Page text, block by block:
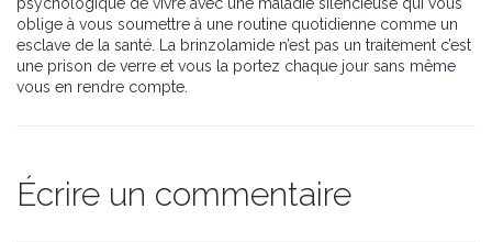
psychologique de vivre avec une maladie silencieuse qui vous
oblige à vous soumettre à une routine quotidienne comme un
esclave de la santé. La brinzolamide n’est pas un traitement c’est
une prison de verre et vous la portez chaque jour sans même
vous en rendre compte.
Écrire un commentaire